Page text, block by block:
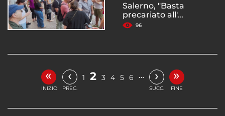
Salerno, "Basta
precariato all'...
96
«
INIZIO
‹
PREC.
1 2 3 4 5 6 … ›
SUCC.
»
FINE